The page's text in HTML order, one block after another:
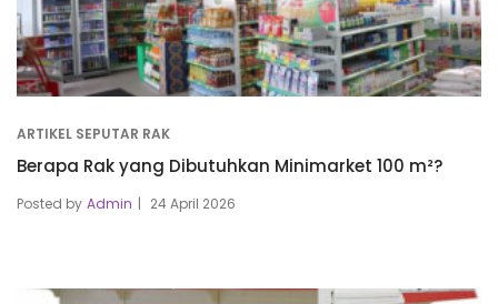
ARTIKEL SEPUTAR RAK
Berapa Rak yang Dibutuhkan Minimarket 100 m²?
Posted by Admin 24 April 2026